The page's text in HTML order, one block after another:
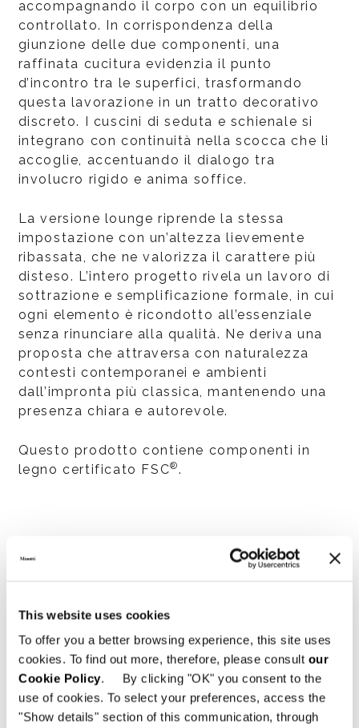
This website uses cookies
To offer you a better browsing experience, this site uses
cookies. To find out more, therefore, please consult our
Cookie Policy. By clicking "OK" you consent to the
use of cookies. To select your preferences, access the
"Show details" section of this communication, through
accompagnando il corpo con un equilibrio
controllato. In corrispondenza della
giunzione delle due componenti, una
raffinata cucitura evidenzia il punto
d’incontro tra le superfici, trasformando
questa lavorazione in un tratto decorativo
discreto. I cuscini di seduta e schienale si
integrano con continuità nella scocca che li
accoglie, accentuando il dialogo tra
involucro rigido e anima soffice.
La versione lounge riprende la stessa
impostazione con un’altezza lievemente
ribassata, che ne valorizza il carattere più
disteso. L’intero progetto rivela un lavoro di
sottrazione e semplificazione formale, in cui
ogni elemento è ricondotto all’essenziale
senza rinunciare alla qualità. Ne deriva una
proposta che attraversa con naturalezza
contesti contemporanei e ambienti
dall’impronta più classica, mantenendo una
presenza chiara e autorevole.
Questo prodotto contiene componenti in
legno certificato FSC®.